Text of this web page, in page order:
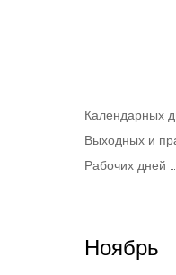
Календарных
Выходных и
Рабочих дней
Ноябрь